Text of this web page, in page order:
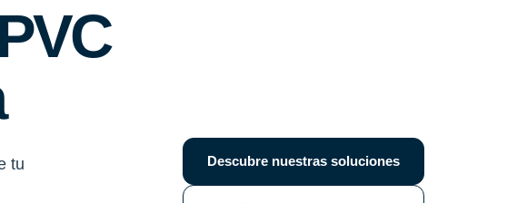
tu
Descubre nuestras soluciones